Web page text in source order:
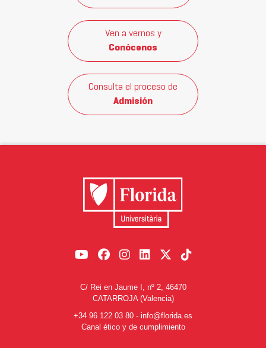
Ven a vernos y
Conócenos
Consulta el proceso de
Admisión
C/ Rei en Jaume I, nº 2, 46470
CATARROJA (Valencia)
+34 96 122 03 80 - info@florida.es
Canal ético y de cumplimiento